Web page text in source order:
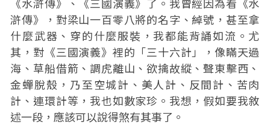
滸傳》，對梁山一百零八將的名字、綽號，甚至拿
什麼武器、穿的什麼服裝，我都能背誦如流。尤
其，對《三國演義》裡的「三十六計」，像瞞天過
海、草船借箭、調虎離山、欲擒故縱、聲東擊西、
金蟬脫殼，乃至空城計、美人計、反間計、苦肉
計、連環計等，我也如數家珍。我想，假如要我敘
述一段，應該可以說得煞有其事了。